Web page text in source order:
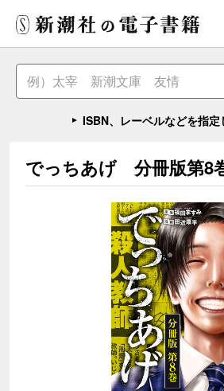
ISBN、レーベルなどを指定
でっちあげ 分冊版第8